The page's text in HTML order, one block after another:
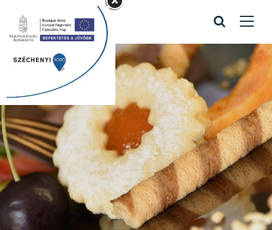
Kapcsolattartó
bejegyzés
Home / Kapcsolattartó bejegyzés